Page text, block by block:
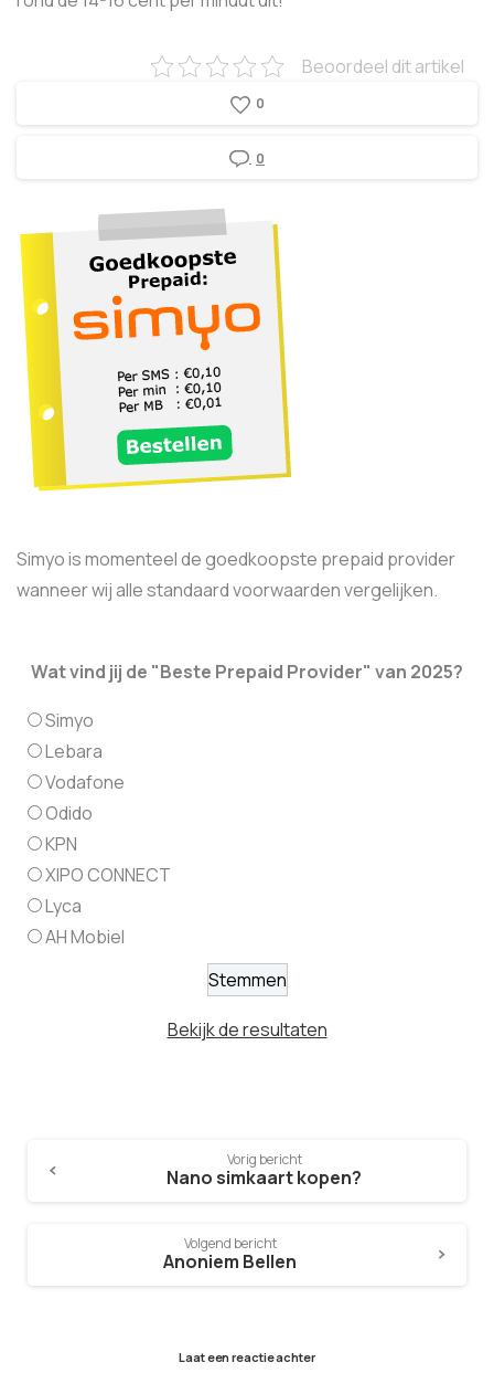
Beoordeel dit artikel
0
0
Simyo is momenteel de goedkoopste prepaid provider
wanneer wij alle standaard voorwaarden vergelijken.
Wat vind jij de "Beste Prepaid Provider" van 2025?
Simyo
Lebara
Vodafone
Odido
KPN
XIPO CONNECT
Lyca
AH Mobiel
Bekijk de resultaten
Vorig bericht
Nano simkaart kopen?
Volgend bericht
Anoniem Bellen
Laat een reactie achter